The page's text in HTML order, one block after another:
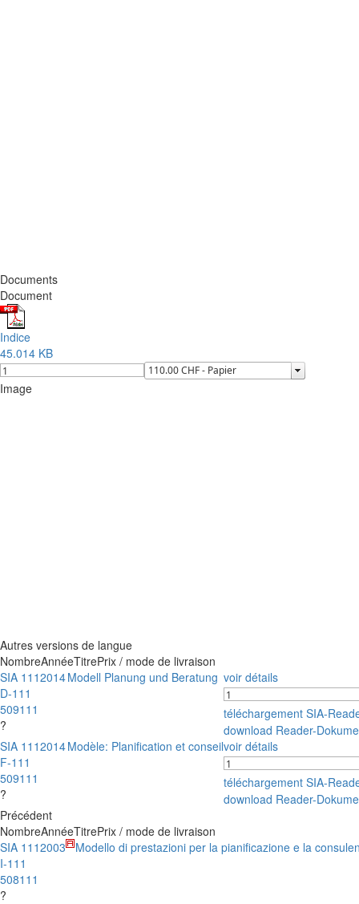
Documents
Document
Indice
45.014 KB
Image
Autres versions de langue
NombreAnnéeTitrePrix / mode de livraison
SIA 111
D-111
509111
?
2014Modell Planung und Beratung voir détails
téléchargement SIA-
download Reader-
SIA 111
F-111
509111
?
2014Modèle: Planification et conseilvoir détails
téléchargement SIA-
download Reader-
Précédent
NombreAnnéeTitrePrix / mode de livraison
SIA 111
I-111
508111
?
2003 Modello di prestazioni per la pianificazione e la